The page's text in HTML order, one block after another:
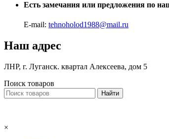
Есть замечания или предложения по
E-mail: tehnoholod1988@mail.ru
Наш адрес
ЛНР, г. Луганск. квартал Алексеева, дом 5
Поиск товаров
×